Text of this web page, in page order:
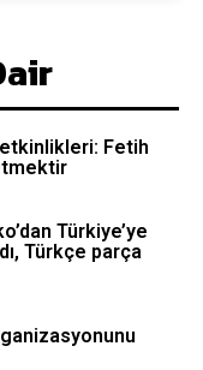
etkinlikleri: Fetih
Türkiye’ye
Türkçe parça